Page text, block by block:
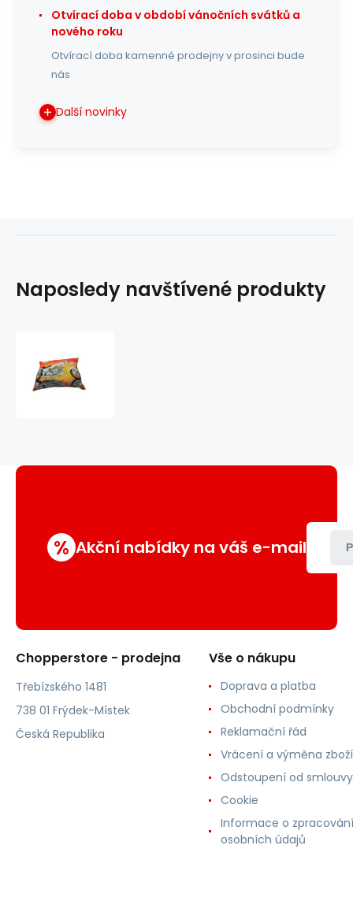
Otvírací doba v období vánočních svátků a
nového roku
Otvírací doba kamenné prodejny v prosinci bude
nás
Další novinky
Naposledy navštívené produkty
% Akční nabídky na váš e-mail
Chopperstore - prodejna
Třebízského 1481
738 01 Frýdek-Místek
Česká Republika
Vše o nákupu
Doprava a platba
Obchodní podmínky
Reklamační řád
Vrácení a výměna zboží
Odstoupení od smlouvy
Cookie
Informace o zpracování
osobních údajů